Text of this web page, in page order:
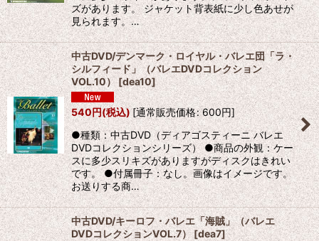
ズがあります。 ジャケット背表紙に少し色あせが
見られます。…
中古DVD/デンマーク・ロイヤル・バレエ団「ラ・
シルフィード」（バレエDVDコレクション
VOL.10） [dea10]
540円(税込) [通常販売価格: 600円]
●種類：中古DVD（ディアゴスティーニ バレエ
DVDコレクションシリーズ） ●商品の外観：ケー
スに多少スリキズがありますがディスクはきれい
です。 ●付属冊子：なし。画像はイメージです。
お送りする商…
中古DVD/キーロフ・バレエ「海賊」（バレエ
DVDコレクションVOL.7） [dea7]